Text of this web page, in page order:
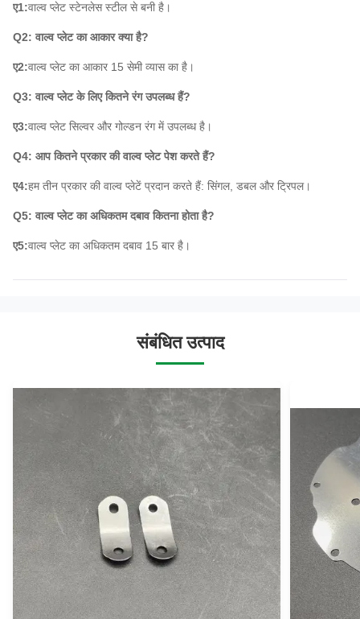
ए1:वाल्व प्लेट स्टेनलेस स्टील से बनी है।
Q2: वाल्व प्लेट का आकार क्या है?
ए2:वाल्व प्लेट का आकार 15 सेमी व्यास का है।
Q3: वाल्व प्लेट के लिए कितने रंग उपलब्ध हैं?
ए3:वाल्व प्लेट सिल्वर और गोल्डन रंग में उपलब्ध है।
Q4: आप कितने प्रकार की वाल्व प्लेट पेश करते हैं?
ए4:हम तीन प्रकार की वाल्व प्लेटें प्रदान करते हैं: सिंगल, डबल और ट्रिपल।
Q5: वाल्व प्लेट का अधिकतम दबाव कितना होता है?
ए5:वाल्व प्लेट का अधिकतम दबाव 15 बार है।
संबंधित उत्पाद